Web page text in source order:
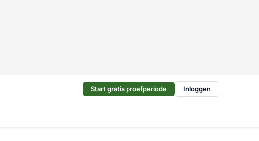
Start gratis proefperiode Inloggen